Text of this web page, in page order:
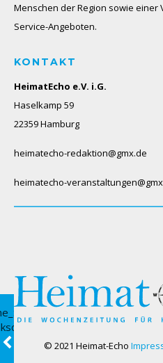
Menschen der Region sowie
Service-Angeboten.
KONTAKT
HeimatEcho e.V. i.G.
Haselkamp 59
22359 Hamburg
heimatecho-redaktion@gmx.de
heimatecho-
© 2021 Heimat-Echo